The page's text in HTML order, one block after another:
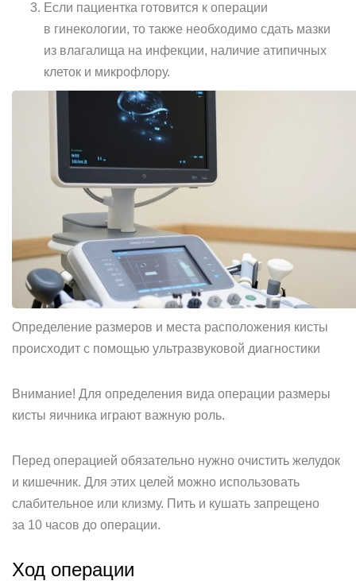
Если пациентка готовится к операции
в гинекологии, то также необходимо сдать мазки
из влагалища на инфекции, наличие атипичных
клеток и микрофлору.
Определение размеров и места расположения кисты
происходит с помощью ультразвуковой диагностики
Внимание! Для определения вида операции размеры
кисты яичника играют важную роль.
Перед операцией обязательно нужно очистить желудок
и кишечник. Для этих целей можно использовать
слабительное или клизму. Пить и кушать запрещено
за 10 часов до операции.
Ход операции